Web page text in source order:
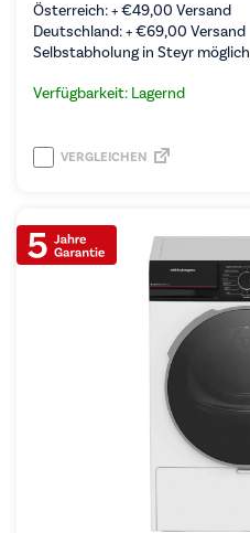
Österreich: +€49,00 Versand
Deutschland: +€69,00 Versand
Selbstabholung in Steyr möglich
Verfügbarkeit: Lagernd
VERGLEICHEN